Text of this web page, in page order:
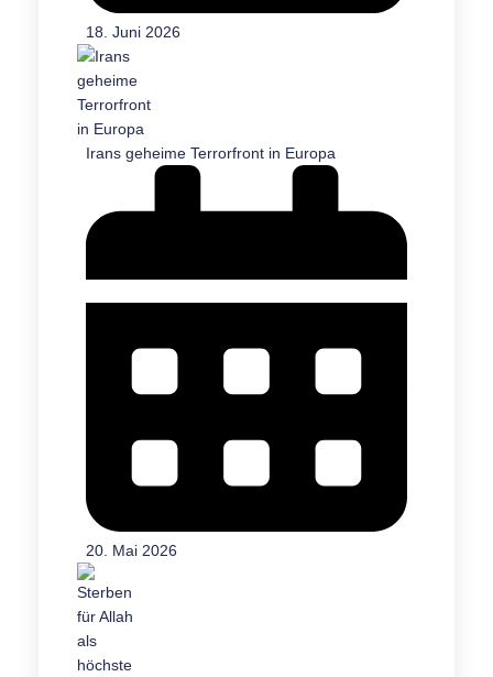
18. Juni 2026
Irans geheime Terrorfront in Europa
20. Mai 2026